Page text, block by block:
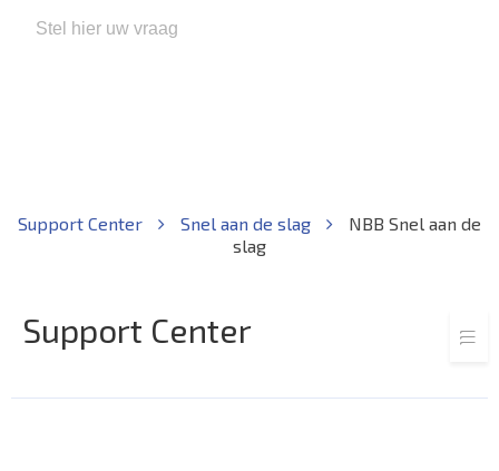
Support Center Snel aan de slag
NBB Snel aan de
slag
Support Center